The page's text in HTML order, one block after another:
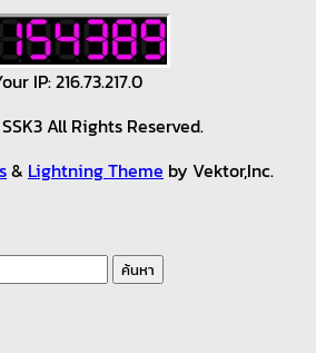
IP: 216.73.217.0
All Rights Reserved.
& Lightning Theme by Vektor,Inc.